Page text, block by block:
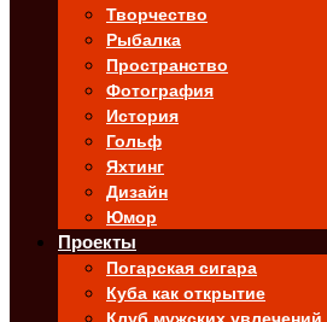
Творчество
Рыбалка
Пространство
Фотография
История
Гольф
Яхтинг
Дизайн
Юмор
Проекты
Погарская сигара
Куба как открытие